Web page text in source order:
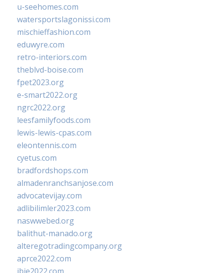
u-seehomes.com
watersportslagonissi.com
mischieffashion.com
eduwyre.com
retro-interiors.com
theblvd-boise.com
fpet2023.org
e-smart2022.org
ngrc2022.org
leesfamilyfoods.com
lewis-lewis-cpas.com
eleontennis.com
cyetus.com
bradfordshops.com
almadenranchsanjose.com
advocatevijay.com
adlibilimler2023.com
naswwebed.org
balithut-manado.org
alteregotradingcompany.org
aprce2022.com